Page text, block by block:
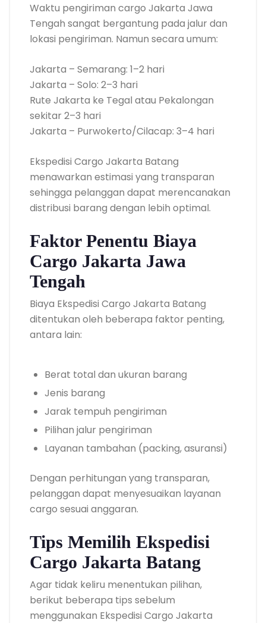
Waktu pengiriman cargo Jakarta Jawa
Tengah sangat bergantung pada jalur dan
lokasi pengiriman. Namun secara umum:
Jakarta – Semarang: 1–2 hari
Jakarta – Solo: 2–3 hari
Rute Jakarta ke Tegal atau Pekalongan
sekitar 2–3 hari
Jakarta – Purwokerto/Cilacap: 3–4 hari
Ekspedisi Cargo Jakarta Batang
menawarkan estimasi yang transparan
sehingga pelanggan dapat merencanakan
distribusi barang dengan lebih optimal.
Faktor Penentu Biaya
Cargo Jakarta Jawa
Tengah
Biaya Ekspedisi Cargo Jakarta Batang
ditentukan oleh beberapa faktor penting,
antara lain:
Berat total dan ukuran barang
Jenis barang
Jarak tempuh pengiriman
Pilihan jalur pengiriman
Layanan tambahan (packing, asuransi)
Dengan perhitungan yang transparan,
pelanggan dapat menyesuaikan layanan
cargo sesuai anggaran.
Tips Memilih Ekspedisi
Cargo Jakarta Batang
Agar tidak keliru menentukan pilihan,
berikut beberapa tips sebelum
menggunakan Ekspedisi Cargo Jakarta